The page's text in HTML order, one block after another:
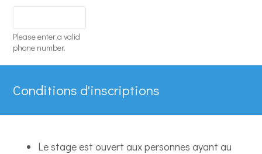
Grade
Catégorie
Grade
Please enter a valid
phone number.
Conditions d'inscriptions
Le stage est ouvert aux personnes ayant au